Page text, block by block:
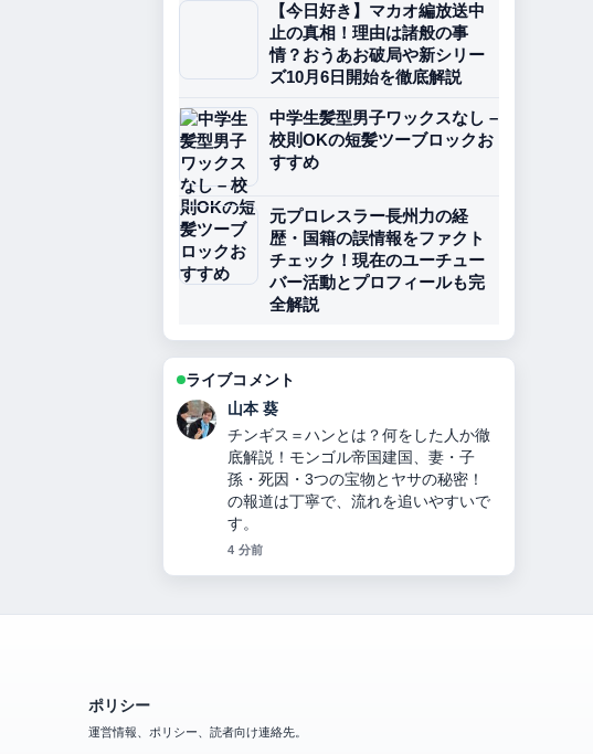
【今日好き】マカオ編放送中
止の真相！理由は諸般の事
情？おうあお破局や新シリー
ズ10月6日開始を徹底解説
中学生髪型男子ワックスなし –
校則OKの短髪ツーブロックお
すすめ
元プロレスラー長州力の経
歴・国籍の誤情報をファクト
チェック！現在のユーチュー
バー活動とプロフィールも完
全解説
ライブコメント
加藤 海斗
オリックス投手九里亜蓮のプロフィー
ル・経歴・年収・ハーフ説・ヤンキー
説・移籍理由を2024年最新情報で徹底
解説 周辺の検証がしっかりしていて安
心感があります。
6 分前
ポリシー
運営情報、ポリシー、読者向け連絡先。